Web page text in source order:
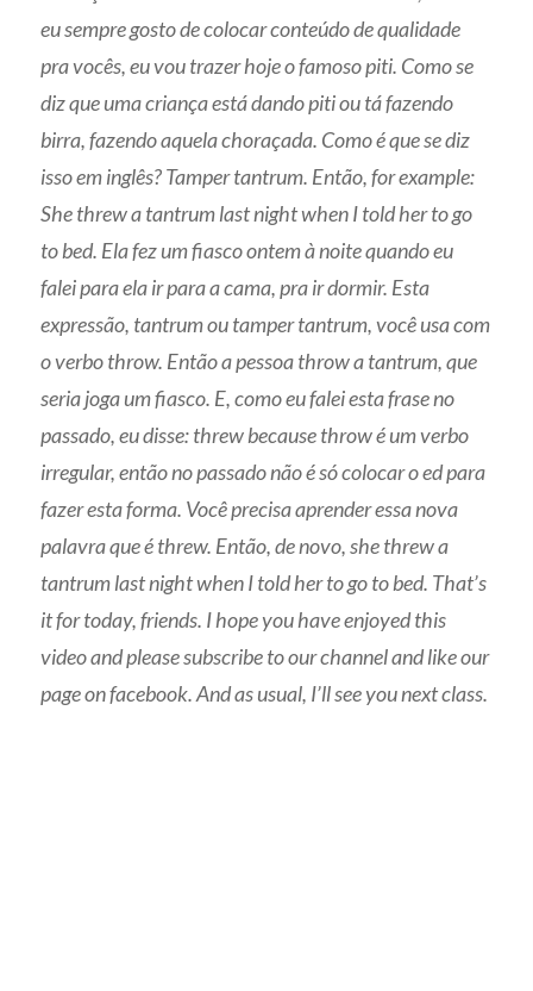
eu sempre gosto de colocar conteúdo de qualidade
pra vocês, eu vou trazer hoje o famoso piti. Como se
diz que uma criança está dando piti ou tá fazendo
birra, fazendo aquela choraçada. Como é que se diz
isso em inglês? Tamper tantrum. Então, for example:
She threw a tantrum last night when I told her to go
to bed. Ela fez um fiasco ontem à noite quando eu
falei para ela ir para a cama, pra ir dormir. Esta
expressão, tantrum ou tamper tantrum, você usa com
o verbo throw. Então a pessoa throw a tantrum, que
seria joga um fiasco. E, como eu falei esta frase no
passado, eu disse: threw because throw é um verbo
irregular, então no passado não é só colocar o ed para
fazer esta forma. Você precisa aprender essa nova
palavra que é threw. Então, de novo, she threw a
tantrum last night when I told her to go to bed. That’s
it for today, friends. I hope you have enjoyed this
video and please subscribe to our channel and like our
page on facebook. And as usual, I’ll see you next class.